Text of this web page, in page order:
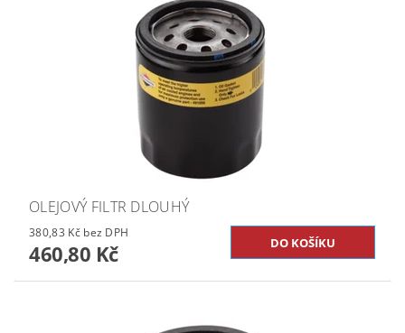
OLEJOVÝ FILTR DLOUHÝ
380,83 Kč bez DPH
460,80 Kč